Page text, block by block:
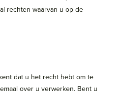
rechten waarvan u op de
dat u het recht hebt om te
over u verwerken. Bent u